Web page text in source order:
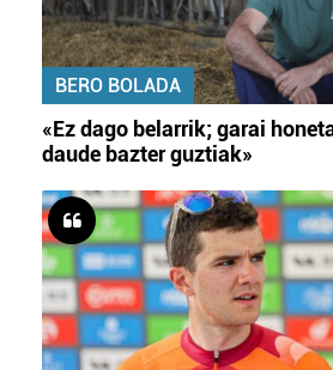
BERO BOLADA
«Ez dago belarrik; garai
daude bazter guztiak»